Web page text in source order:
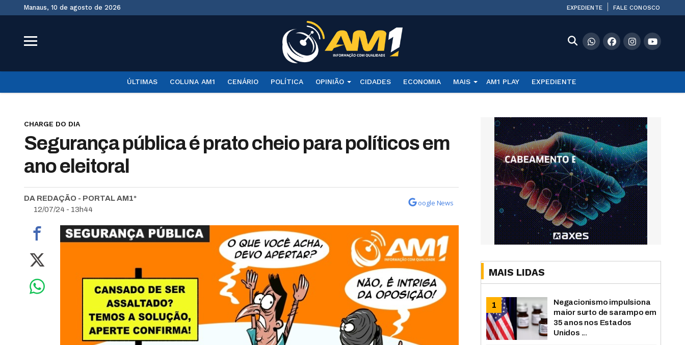
Manaus, 10 de agosto de 2026 EXPEDIENTE FALE CONOSCO
ÚLTIMAS COLUNA AM1 CENÁRIO POLÍTICA OPINIÃO CIDADES ECONOMIA MAIS AM1 PLAY EXPEDIENTE
CHARGE DO DIA
Segurança pública é prato cheio para políticos em
ano eleitoral
DA REDAÇÃO - PORTAL AM1*
12/07/24 - 13h44
oogle News
MAIS LIDAS
Negacionismo impulsiona
maior surto de sarampo em
35 anos nos Estados
Unidos ...